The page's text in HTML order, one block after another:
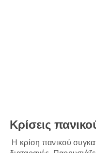
Κρίσεις
Η κρίση πανικού